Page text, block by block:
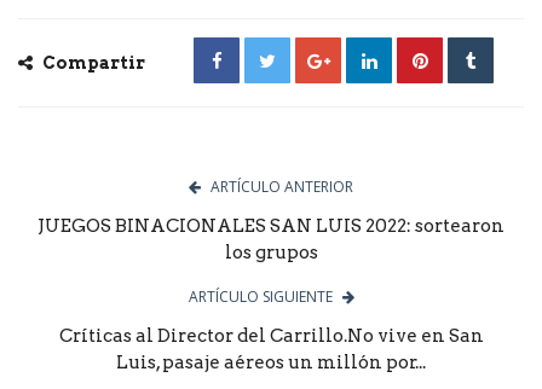
Compartir
ARTÍCULO ANTERIOR
JUEGOS BINACIONALES SAN LUIS 2022: sortearon
los grupos
ARTÍCULO SIGUIENTE
Críticas al Director del Carrillo.No vive en San
Luis, pasaje aéreos un millón por...